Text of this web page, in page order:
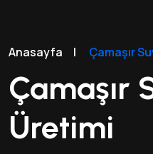
Anasayfa | Çamaşır
Çamaşır
Üretimi